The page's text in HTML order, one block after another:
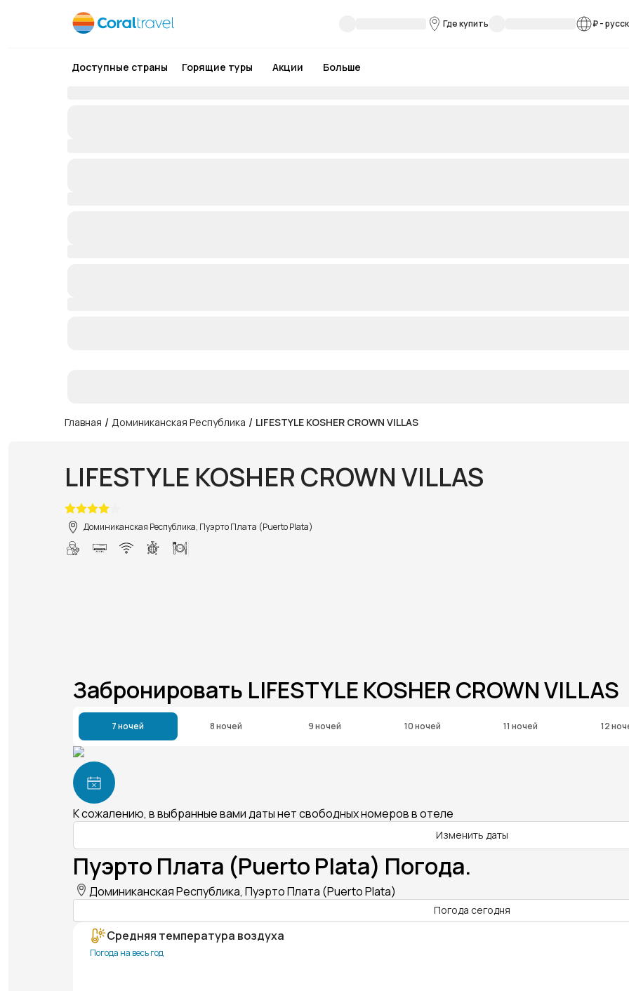
Где купить ₽-
Доступные страны Горящие туры Акции Больше
Главная / Доминиканская Республика / LIFESTYLE KOSHER CROWN VILLAS
LIFESTYLE KOSHER CROWN VILLAS
Доминиканская Республика, Пуэрто Плата (Puerto Plata)
Забронировать LIFESTYLE KOSHER CROWN VILLAS
7 ночей 8 ночей 9 ночей 10 ночей 11 ночей 12
К сожалению, в выбранные вами даты нет свободных номеров в отеле
Изменить даты
Пуэрто Плата (Puerto Plata) Погода.
Доминиканская Республика, Пуэрто Плата (Puerto Plata)
Погода сегодня
Средняя температура воздуха
Погода на весь год